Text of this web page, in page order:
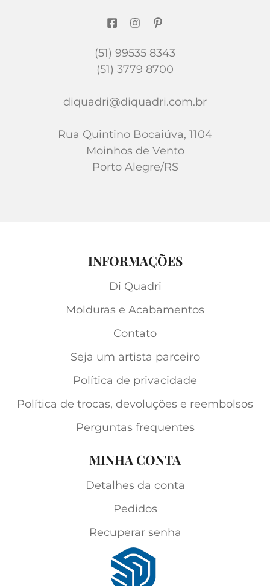
(51) 99535 8343
(51) 3779 8700
diquadri@diquadri.com.br
Rua Quintino Bocaiúva, 1104
Moinhos de Vento
Porto Alegre/RS
INFORMAÇÕES
Di Quadri
Molduras e Acabamentos
Contato
Seja um artista parceiro
Política de privacidade
Política de trocas, devoluções e reembolsos
Perguntas frequentes
MINHA CONTA
Detalhes da conta
Pedidos
Recuperar senha